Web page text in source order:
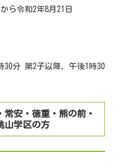
ら令和2年8月21日
30分 第2子以降、午後1時30
常安・徳重・熊の前・
山学区の方